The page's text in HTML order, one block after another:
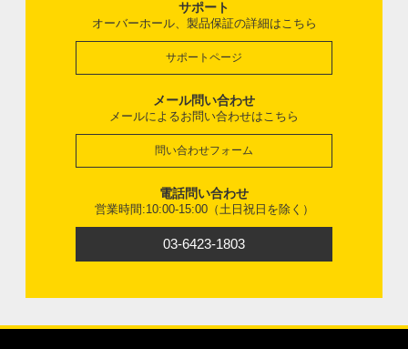
サポート
オーバーホール、製品保証の詳細はこちら
サポートページ
メール問い合わせ
メールによるお問い合わせはこちら
問い合わせフォーム
電話問い合わせ
営業時間:10:00-15:00（土日祝日を除く）
03-6423-1803